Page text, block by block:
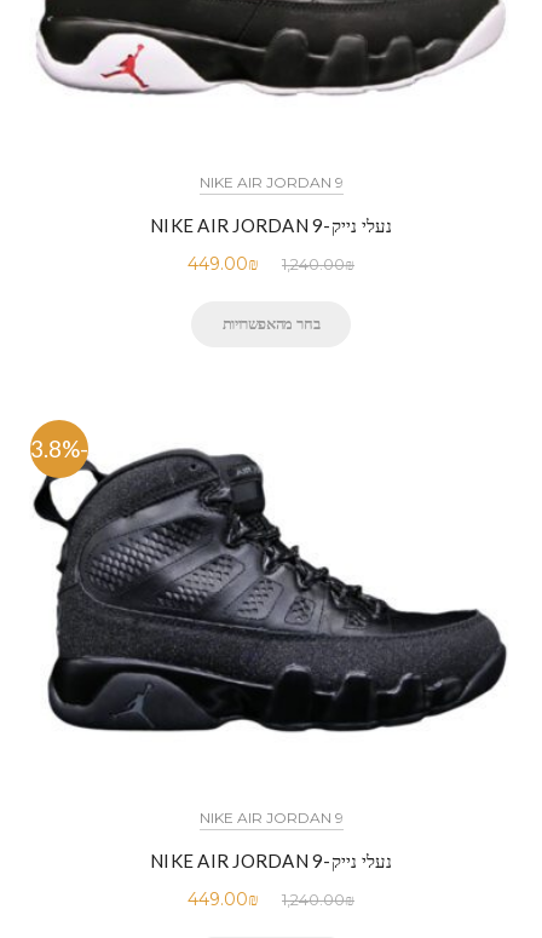
NIKE AIR JORDAN 9
נעלי נייק-NIKE AIR JORDAN 9
1,240.00₪
449.00₪
בחר מהאפשרויות
-63.8%
NIKE AIR JORDAN 9
נעלי נייק-NIKE AIR JORDAN 9
1,240.00₪
449.00₪